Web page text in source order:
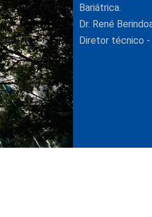
Bariátrica.
Dr. René
Diretor técnico -